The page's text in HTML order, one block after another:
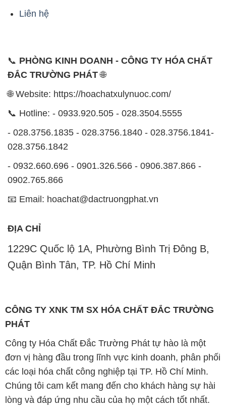
Liên hệ
📞 PHÒNG KINH DOANH - CÔNG TY HÓA CHẤT
ĐẮC TRƯỜNG PHÁT🌐
🌐 Website: https://hoachatxulynuoc.com/
📞 Hotline: - 0933.920.505 - 028.3504.5555
- 028.3756.1835 - 028.3756.1840 - 028.3756.1841-
028.3756.1842
- 0932.660.696 - 0901.326.566 - 0906.387.866 -
0902.765.866
📧 Email: hoachat@dactruongphat.vn
ĐỊA CHỈ
1229C Quốc lộ 1A, Phường Bình Trị Đông B,
Quận Bình Tân, TP. Hồ Chí Minh
CÔNG TY XNK TM SX HÓA CHẤT ĐẮC TRƯỜNG
PHÁT
Công ty Hóa Chất Đắc Trường Phát tự hào là một
đơn vị hàng đầu trong lĩnh vực kinh doanh, phân phối
các loại hóa chất công nghiệp tại TP. Hồ Chí Minh.
Chúng tôi cam kết mang đến cho khách hàng sự hài
lòng và đáp ứng nhu cầu của họ một cách tốt nhất.